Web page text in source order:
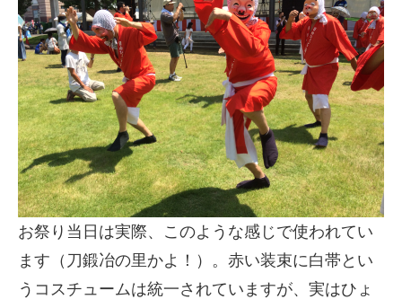
お祭り当日は実際、このような感じで使われてい
ます（刀鍛冶の里かよ！）。赤い装束に白帯とい
うコスチュームは統一されていますが、実はひょ